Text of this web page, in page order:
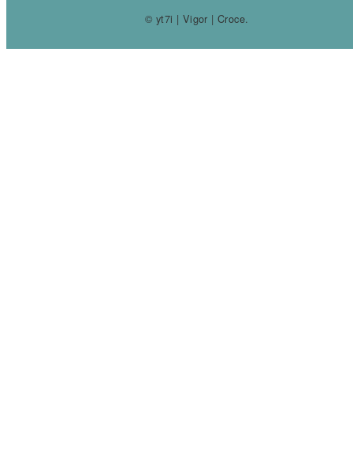
© yt7i | Vigor | Croce.